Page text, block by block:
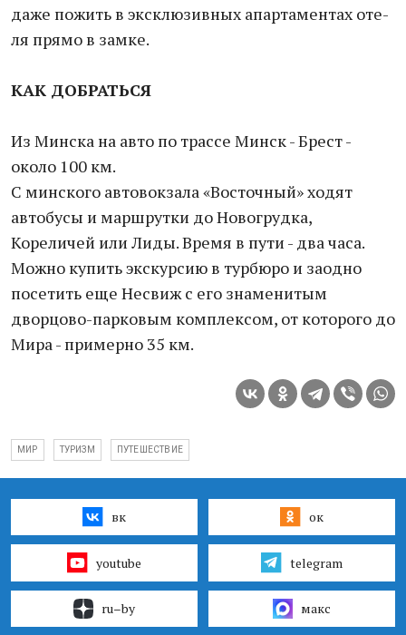
даже пожить в эксклюзивных апартаментах оте­
ля прямо в замке.
КАК ДОБРАТЬСЯ
Из Минска на авто по трассе Минск - Брест -
около 100 км.
С минского автовокзала «Восточный» ходят
автобусы и маршрутки до Новогрудка,
Кореличей или Лиды. Время в пути - два часа.
Можно купить экскурсию в турбюро и заодно
посетить еще Несвиж с его знаменитым
дворцово-парковым комплексом, от которого до
Мира - примерно 35 км.
МИР ТУРИЗМ ПУТЕШЕСТВИЕ
вк ок
youtube telegram
ru–by макс